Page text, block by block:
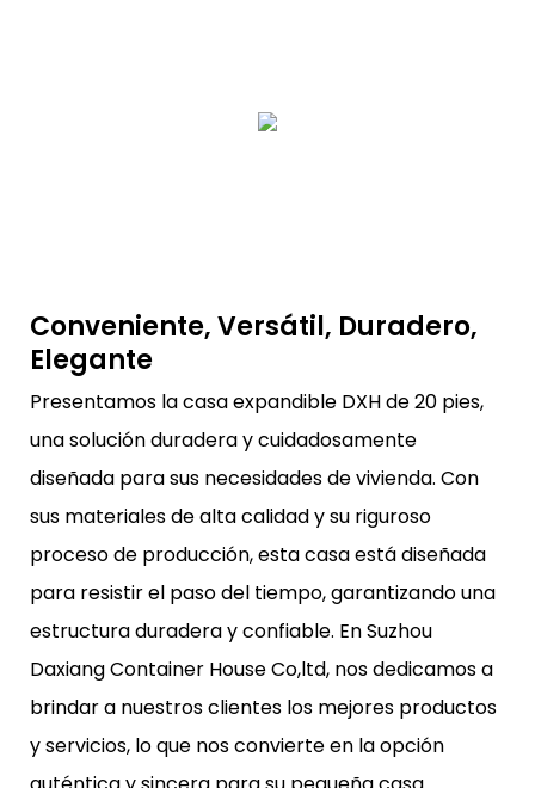
Conveniente, Versátil, Duradero,
Elegante
Presentamos la casa expandible DXH de 20 pies,
una solución duradera y cuidadosamente
diseñada para sus necesidades de vivienda. Con
sus materiales de alta calidad y su riguroso
proceso de producción, esta casa está diseñada
para resistir el paso del tiempo, garantizando una
estructura duradera y confiable. En Suzhou
Daxiang Container House Co,ltd, nos dedicamos a
brindar a nuestros clientes los mejores productos
y servicios, lo que nos convierte en la opción